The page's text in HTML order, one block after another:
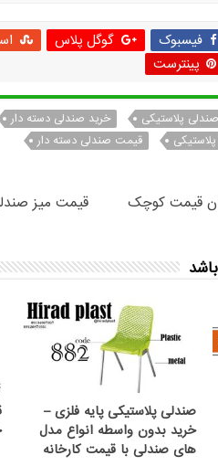
فیسبوک گوگل پلاس
پینترست
پلاستیکی خرید صندلی دسته دار
قیمت صندلی دسته دار
قیمت کوچک
قیمت میز
صندلی پلاستیکی پایه فلزی –
خرید بدون واسطه انواع مدل
های صندلی با قیمت کارخانه